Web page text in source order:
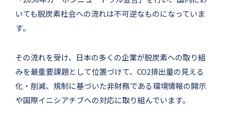
いても脱炭素社会への流れは不可逆なものになっていま
す。
その流れを受け、日本の多くの企業が脱炭素への取り組
みを最重要課題として位置づけて、CO2排出量の見える
化・削減、規制に基づいた非財務である環境情報の開示
や国際イニシアチブへの対応に取り組んでいます。